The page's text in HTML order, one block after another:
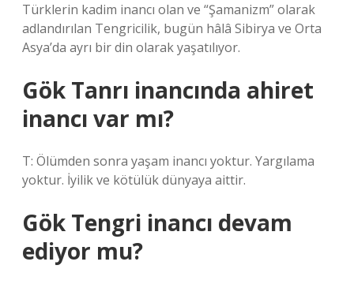
Türklerin kadim inancı olan ve “Şamanizm” olarak
adlandırılan Tengricilik, bugün hâlâ Sibirya ve Orta
Asya’da ayrı bir din olarak yaşatılıyor.
Gök Tanrı inancında ahiret
inancı var mı?
T: Ölümden sonra yaşam inancı yoktur. Yargılama
yoktur. İyilik ve kötülük dünyaya aittir.
Gök Tengri inancı devam
ediyor mu?